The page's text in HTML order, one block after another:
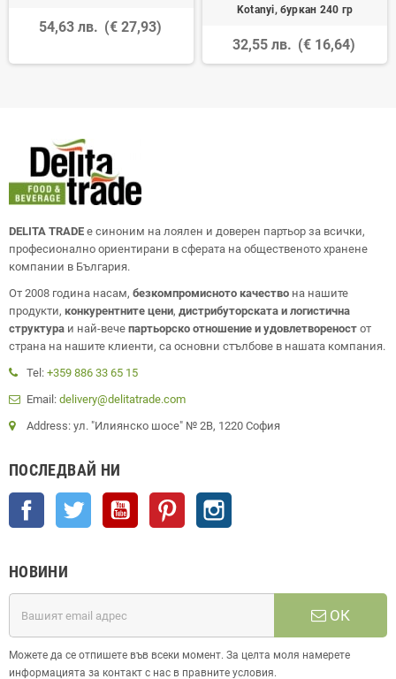
54,63 лв. (€ 27,93)
Kotanyi, буркан 240 гр
32,55 лв. (€ 16,64)
DELITA TRADE е синоним на лоялен и доверен партьор за всички,
професионално ориентирани в сферата на общественото хранене
компании в България.
От 2008 година насам, безкомпромисното качество на нашите
продукти, конкурентните цени, дистрибуторската и логистична
структура и най-вече партьорско отношение и удовлетвореност от
страна на нашите клиенти, са основни стълбове в нашата компания.
Tel: +359 886 33 65 15
Email: delivery@delitatrade.com
Address: ул. "Илиянско шосе" № 2В, 1220 София
ПОСЛЕДВАЙ НИ
Facebook Twitter YouTube Pinterest
НОВИНИ
ОК
Можете да се отпишете във всеки момент. За целта моля намерете
информацията за контакт с нас в правните условия.